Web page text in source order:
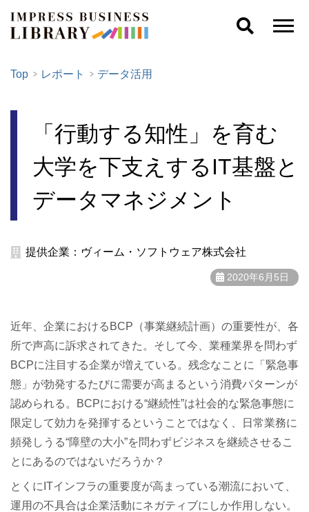
Top レポート データ活用
「行動する知性」を育む
大学を下支えするIT基盤と
データマネジメント
提供企業：ヴィーム・ソフトウェア株式会社
2020年6月5日
近年、企業におけるBCP（事業継続計画）の重要性が、各
所で声高に訴求されてきた。そして今、業種業界を問わず
BCPに注目する企業が増えている。残念なことに「緊急事
態」が勃発するたびに需要が高まるという消費パターンが
認められる。BCPにおける“継続性”は社会的な緊急事態に
限定して効力を発揮するということではなく、日常業務に
頻発しうる“障壁の大小”を問わずビジネスを継続させるこ
とにあるのではないだろうか？
とくにITインフラの重要度が高まっている潮流において、
運用の不具合は企業活動にネガティブにしか作用しない。